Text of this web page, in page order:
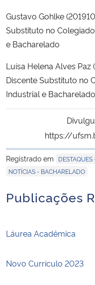
Gustavo Gohlke
Substituto no
e Bacharelado
Luísa Helena Alves Paz
Discente Substituto no
Industrial e Bacharelado
https://
Registrado em
NOTÍCIAS - BACHARELADO
Publicações
Láurea Acadêmica
Novo Currículo 2023